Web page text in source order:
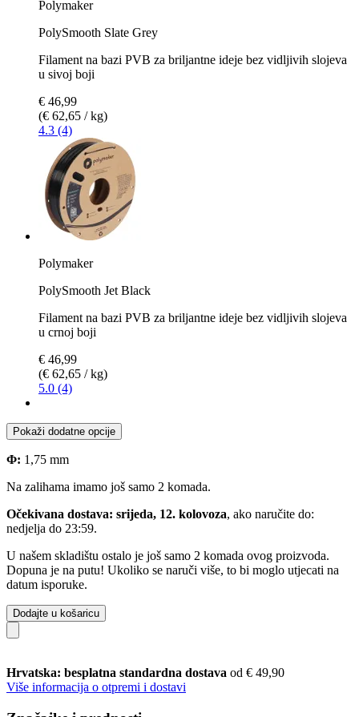
Polymaker
PolySmooth Slate Grey
Filament na bazi PVB za briljantne ideje bez vidljivih slojeva
u sivoj boji
€ 46,99
(€ 62,65 / kg)
4.3 (4)
Polymaker
PolySmooth Jet Black
Filament na bazi PVB za briljantne ideje bez vidljivih slojeva
u crnoj boji
€ 46,99
(€ 62,65 / kg)
5.0 (4)
Pokaži dodatne opcije
Φ: 1,75 mm
Na zalihama imamo još samo 2 komada.
Očekivana dostava: srijeda, 12. kolovoza, ako naručite do:
nedjelja do 23:59.
U našem skladištu ostalo je još samo 2 komada ovog proizvoda.
Dopuna je na putu! Ukoliko se naruči više, to bi moglo utjecati na
datum isporuke.
Dodajte u košaricu
Hrvatska: besplatna standardna dostava od € 49,90
Više informacija o otpremi i dostavi